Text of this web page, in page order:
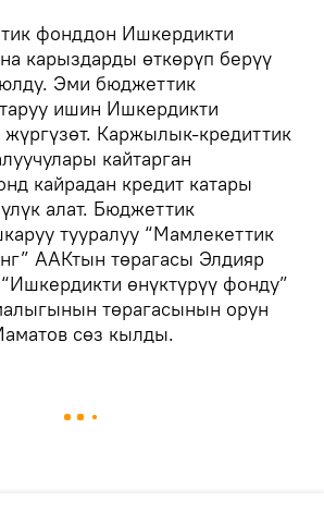
фонддон Ишкердикти
карыздарды өткөрүп берүү
Эми бюджеттик
ишин Ишкердикти
жүргүзөт. Каржылык-кредиттик
кайтарган
кайрадан кредит катары
алат. Бюджеттик
тууралуу “Мамлекеттик
ААКтын төрагасы Элдияр
өнүктүрүү фонду”
төрагасынын орун
сөз кылды.